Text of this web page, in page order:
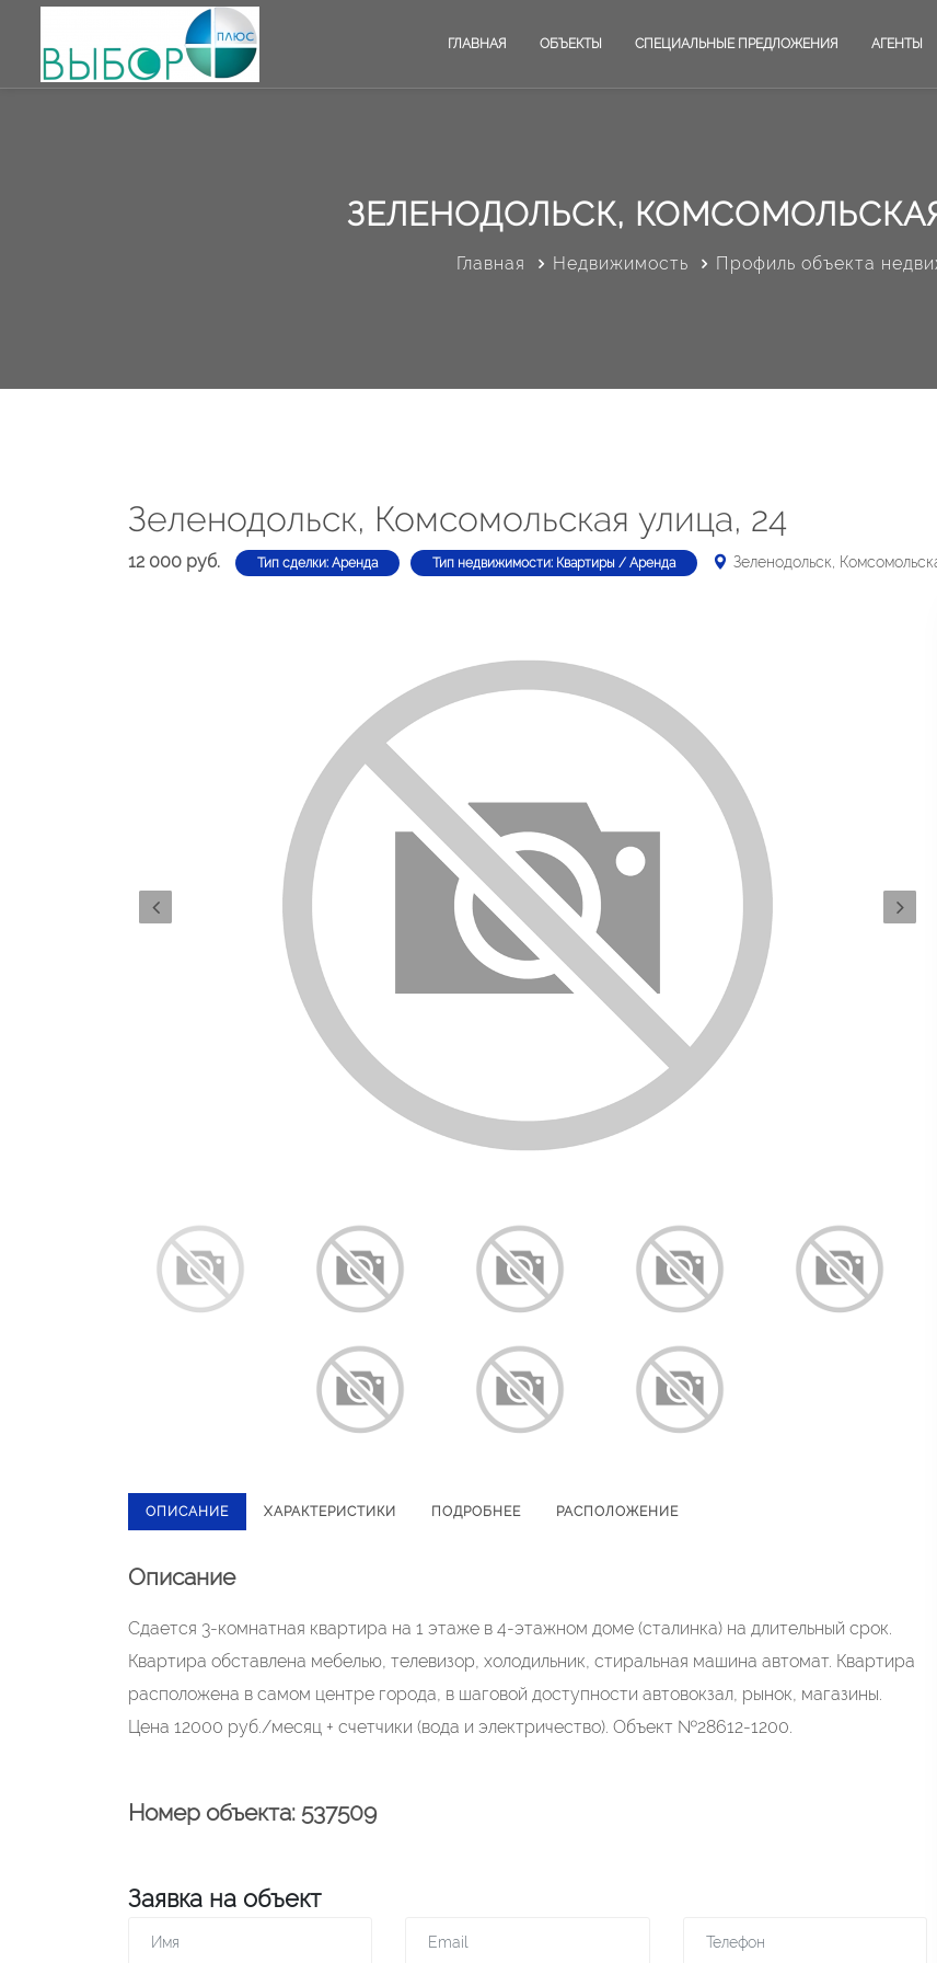
ГЛАВНАЯ ОБЪЕКТЫ СПЕЦИАЛЬНЫЕ ПРЕДЛОЖЕНИЯ АГЕНТЫ
ЗЕЛЕНОДОЛЬСК,
Главная Недвижимость Профиль объекта
Зеленодольск, Комсомольская улица, 24
12 000 руб. Тип сделки: Аренда Тип недвижимости: Квартиры / Аренда Зеленодольск,
ОПИСАНИЕ ХАРАКТЕРИСТИКИ ПОДРОБНЕЕ РАСПОЛОЖЕНИЕ
Описание
Сдается 3-комнатная квартира на 1 этаже в 4-этажном доме (сталинка) на длительный срок.
Квартира обставлена мебелью, телевизор, холодильник, стиральная машина автомат. Квартира
расположена в самом центре города, в шаговой доступности автовокзал, рынок, магазины.
Цена 12000 руб./месяц + счетчики (вода и электричество). Объект №28612-1200.
Номер объекта: 537509
Заявка на объект